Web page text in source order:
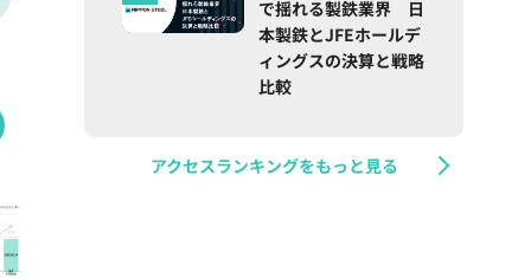
で揺れる製鉄業界 日
本製鉄とJFEホールデ
ィングスの決算と戦略
比較
アクセスランキングをもっと見る